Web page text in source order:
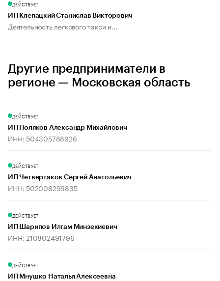
ДЕЙСТВУЕТ
ИП Клепацкий Станислав Викторович
Деятельность легкового такси и...
Другие предприниматели в
регионе — Московская область
ДЕЙСТВУЕТ
ИП Поляков Александр Михайлович
ИНН: 504305788926
ДЕЙСТВУЕТ
ИП Четвертаков Сергей Анатольевич
ИНН: 502006299835
ДЕЙСТВУЕТ
ИП Шарипов Илгам Минзекиевич
ИНН: 210802491796
ДЕЙСТВУЕТ
ИП Мнушко Наталья Алексеевна